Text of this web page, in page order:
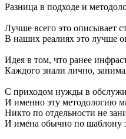
Разница в подходе и
Лучше всего это описывает
В наших реалиях это лучше
Идея в том, что ранее
Каждого знали лично,
С приходом нужды в
И именно эту методологию
Никто по отдельности не
И имена обычно по шаблону